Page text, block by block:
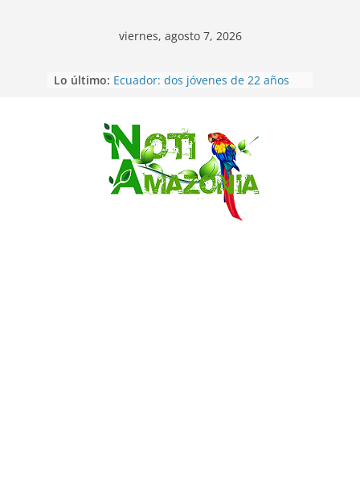
Saltar
viernes, agosto 7, 2026
Lo último: Ecuador: dos jóvenes de 22 años
Sentencian a 34 años de prisión a
implicados en caso de Alison,
oriunda de Tena
Vozinha, el arquero sensación de
cabo Verde, ya llegó para
incorporarse a Colo Colo de Chile
Pastaza: la parroquia Diez de